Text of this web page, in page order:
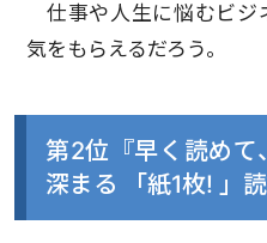
仕事や人生に悩むビジ
気をもらえるだろう。
第2位『早く読めて
深まる 「紙1枚! 」読